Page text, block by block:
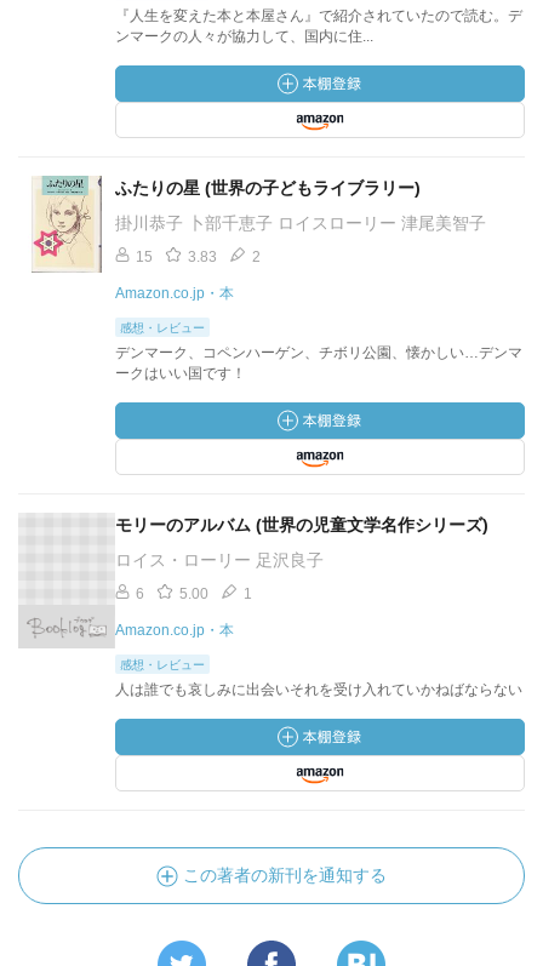
『人生を変えた本と本屋さん』で紹介されていたので読む。デ
ンマークの人々が協力して、国内に住...
ふたりの星 (世界の子どもライブラリー)
掛川恭子 卜部千恵子 ロイスローリー 津尾美智子
15 3.83 2
Amazon.co.jp・本
感想・レビュー
デンマーク、コペンハーゲン、チボリ公園、懐かしい…デンマ
ークはいい国です！
モリーのアルバム (世界の児童文学名作シリーズ)
ロイス・ローリー 足沢良子
6 5.00 1
Amazon.co.jp・本
感想・レビュー
人は誰でも哀しみに出会いそれを受け入れていかねばならない
この著者の新刊を通知する